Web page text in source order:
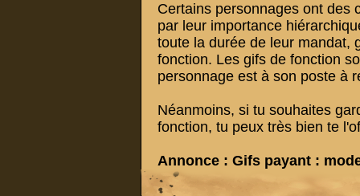
Certains personnages ont des
par leur importance
toute la durée de leur mandat,
fonction. Les gifs de fonction
personnage est à son poste à
Néanmoins, si tu souhaites
fonction, tu peux très bien te
Annonce : Gifs payant :